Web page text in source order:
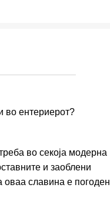
во ентериерот?
во секоја модерна
и заоблени
оваа славина е погоден